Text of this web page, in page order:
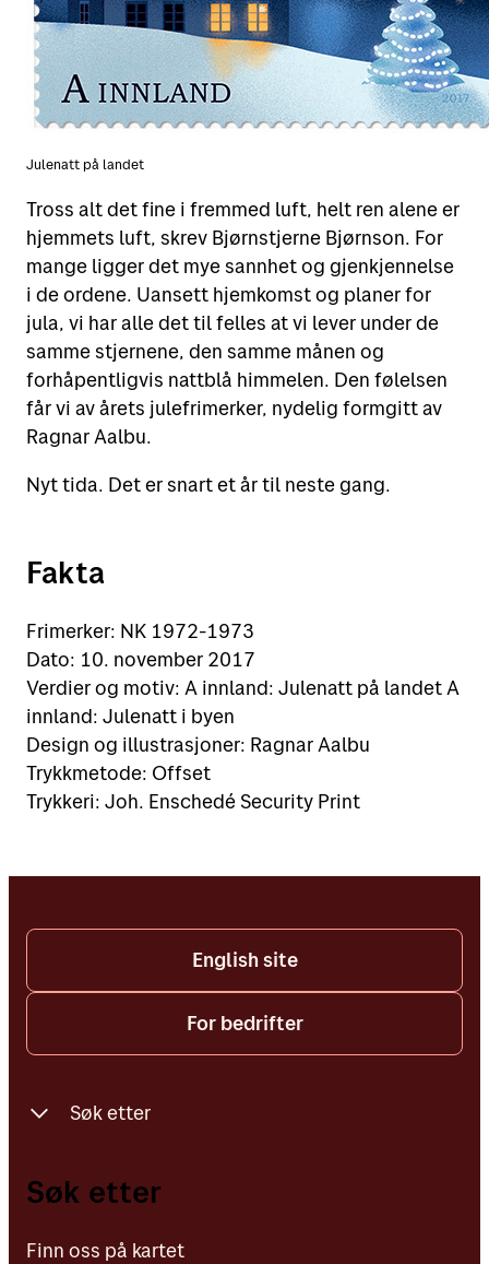
Julenatt på landet
Tross alt det fine i fremmed luft, helt ren alene er
hjemmets luft, skrev Bjørnstjerne Bjørnson. For
mange ligger det mye sannhet og gjenkjennelse
i de ordene. Uansett hjemkomst og planer for
jula, vi har alle det til felles at vi lever under de
samme stjernene, den samme månen og
forhåpentligvis nattblå himmelen. Den følelsen
får vi av årets julefrimerker, nydelig formgitt av
Ragnar Aalbu.
Nyt tida. Det er snart et år til neste gang.
Fakta
Frimerker: NK 1972-1973
Dato: 10. november 2017
Verdier og motiv: A innland: Julenatt på landet A
innland: Julenatt i byen
Design og illustrasjoner: Ragnar Aalbu
Trykkmetode: Offset
Trykkeri: Joh. Enschedé Security Print
English site
For bedrifter
Søk etter
Finn oss på kartet
Søk etter
Finn oss på kartet